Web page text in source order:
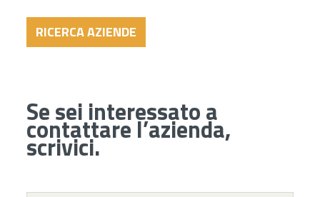
RICERCA AZIENDE
Se sei interessato a
contattare l’azienda,
scrivici.